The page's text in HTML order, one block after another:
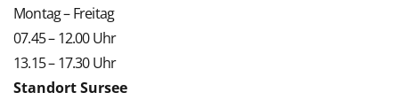
Montag – Freitag
07.45 – 12.00 Uhr
13.15 – 17.30 Uhr
Standort Sursee